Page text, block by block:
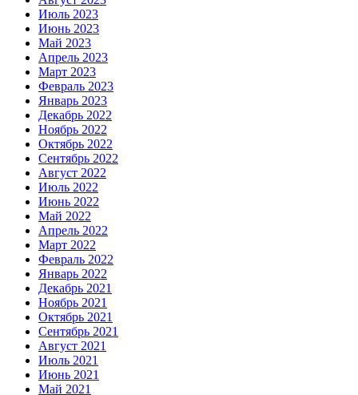
Июль 2023
Июнь 2023
Май 2023
Апрель 2023
Март 2023
Февраль 2023
Январь 2023
Декабрь 2022
Ноябрь 2022
Октябрь 2022
Сентябрь 2022
Август 2022
Июль 2022
Июнь 2022
Май 2022
Апрель 2022
Март 2022
Февраль 2022
Январь 2022
Декабрь 2021
Ноябрь 2021
Октябрь 2021
Сентябрь 2021
Август 2021
Июль 2021
Июнь 2021
Май 2021